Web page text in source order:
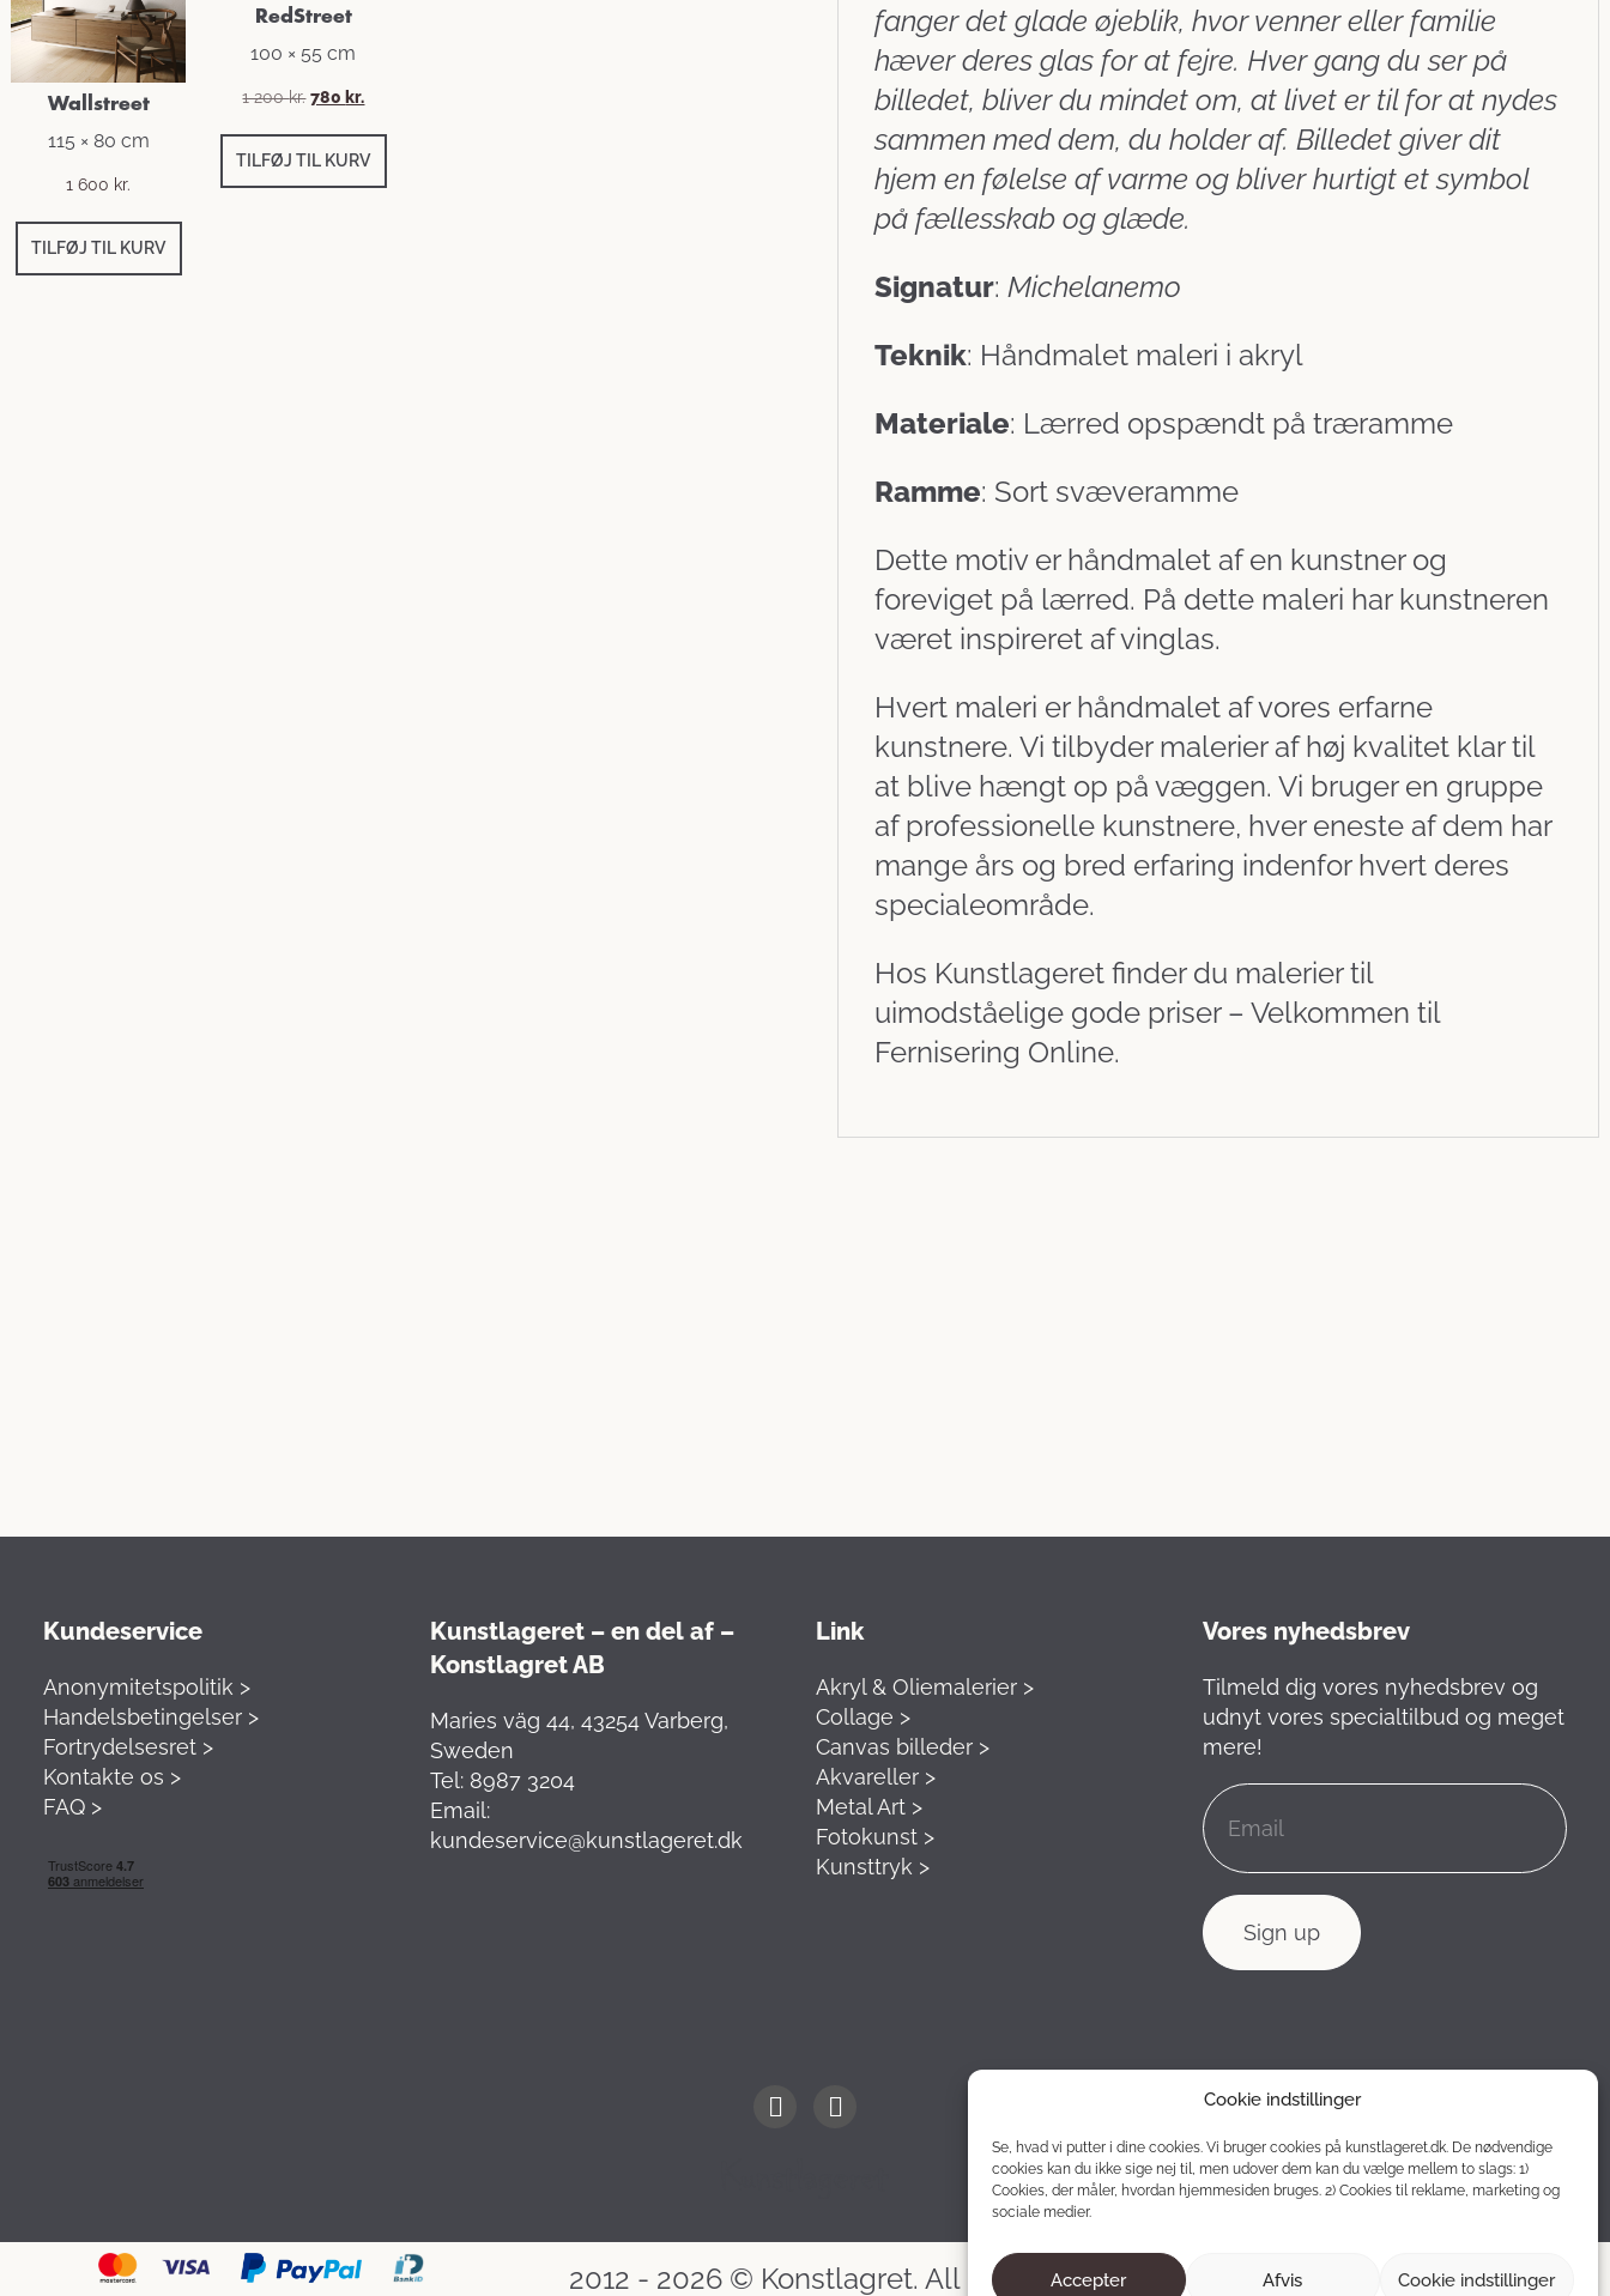
Cookie indstillinger
Se, hvad vi putter i dine cookies. Vi bruger cookies på kunstlageret.dk. De nødvendige
cookies kan du ikke sige nej til, men udover dem kan du vælge mellem to slags: 1)
Cookies, der måler, hvordan hjemmesiden bruges. 2) Cookies til reklame, marketing og
sociale medier.
Accepter Afvis Cookie indstillinger
fanger det glade øjeblik, hvor venner eller familie
hæver deres glas for at fejre. Hver gang du ser på
billedet, bliver du mindet om, at livet er til for at nydes
sammen med dem, du holder af. Billedet giver dit
hjem en følelse af varme og bliver hurtigt et symbol
på fællesskab og glæde.
Signatur: Michelanemo
Teknik: Håndmalet maleri i akryl
Materiale: Lærred opspændt på træramme
Ramme: Sort svæveramme
Dette motiv er håndmalet af en kunstner og
foreviget på lærred. På dette maleri har kunstneren
været inspireret af vinglas.
Hvert maleri er håndmalet af vores erfarne
kunstnere. Vi tilbyder malerier af høj kvalitet klar til
at blive hængt op på væggen. Vi bruger en gruppe
af professionelle kunstnere, hver eneste af dem har
mange års og bred erfaring indenfor hvert deres
specialeområde.
Hos Kunstlageret finder du malerier til
uimodståelige gode priser – Velkommen til
Fernisering Online.
Wallstreet
115 × 80 cm
1 600 kr.
TILFØJ TIL KURV
RedStreet
100 × 55 cm
1 200kr. 780 kr.
TILFØJ TIL KURV
Kundeservice
Anonymitetspolitik >
Handelsbetingelser >
Fortrydelsesret >
Kontakte os >
FAQ >
Kunstlageret – en del af –
Konstlagret AB
Maries väg 44, 43254 Varberg,
Sweden
Tel: 8987 3204
Email:
kundeservice@kunstlageret.dk
Link
Akryl & Oliemalerier >
Collage >
Canvas billeder >
Akvareller >
Metal Art >
Fotokunst >
Kunsttryk >
Vores nyhedsbrev
Tilmeld dig vores nyhedsbrev og
udnyt vores specialtilbud og meget
mere!
2012 - 2026 © Konstlagret. All rights